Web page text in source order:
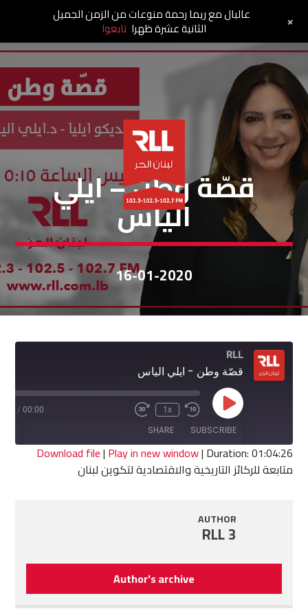
قصة وطن
قصّة وطن – ايلي
الياس
16-01-2020
RLL
قصّة وطن - ايلي الياس
Play
Episode
Rewind
10
Seconds
1x
Fast
seconds
00:00
/
SUBSCRIBE
SHARE
SHARE
Download file| Play in new window| Duration: 01:04:26
متابعة للركائز التاريخية والاقتصادية لتكوين لبنان
AUTHOR
RLL 3
Author's archive
عالبال مع ريما رحمة منوعات من الزمن الجميل
الثانية عشرة ظهرا تابعوا +